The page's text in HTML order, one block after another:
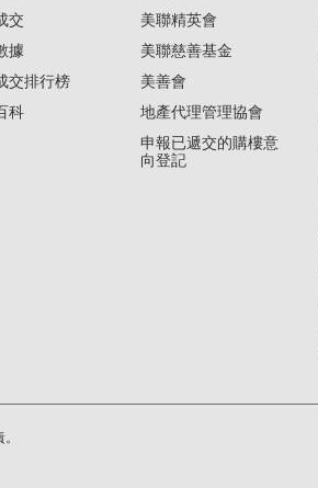
交
據
交排行榜
科
美聯精英會
美聯慈善基金
美善會
地產代理管理協會
申報已遞交的購樓意
向登記